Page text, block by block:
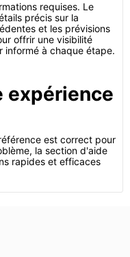
requises. Le
précis sur la
et les prévisions
offrir une visibilité
informé à chaque étape.
expérience
est correct pour
la section d'aide
rapides et efficaces